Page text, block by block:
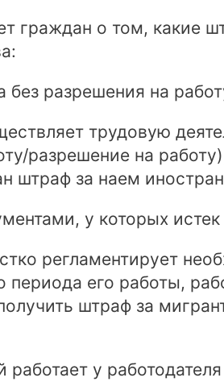
граждан о том, какие
без разрешения на
трудовую
разрешение на
штраф за наем
у которых
регламентирует
его работы,
штраф за
у